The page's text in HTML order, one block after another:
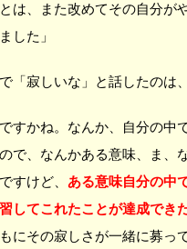
は、また改めてその自分が
した」
寂しいな」と話したのは
すかね。なんか、自分の中
で、なんかある意味、ま、
すけど、 ある意味自分の中
してこれたことが達成でき
にその寂しさが一緒に募っ